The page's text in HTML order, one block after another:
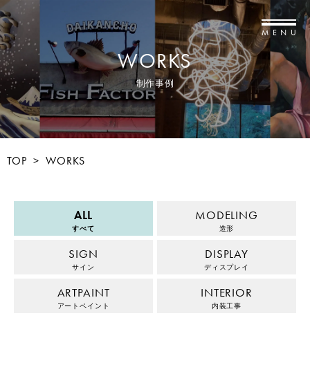
MENU
WORKS
制作事例
TOP >WORKS
ALL
すべて
MODELING
造形
SIGN
サイン
DISPLAY
ディスプレイ
ARTPAINT
アートペイント
INTERIOR
内装工事